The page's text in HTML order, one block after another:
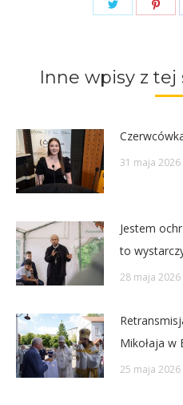
Inne wpisy z
31 maja 2026
Jestem
to
28 maja 2026
Mikołaja w
25 maja 2026